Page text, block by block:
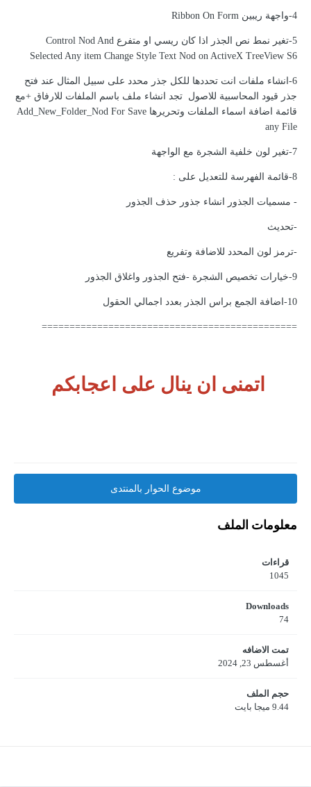
4-واجهة ريبين Ribbon On Form
5-تغير نمط نص الجذر اذا كان ريسي او متفرع Control Nod And
Selected Any item Change Style Text Nod on ActiveX TreeView S6
6-انشاء ملفات انت تحددها للكل جذر محدد على سبيل المثال عند فتح
جذر قيود المحاسبية للاصول تجد انشاء ملف باسم الملفات للارفاق +مع
قائمة اضافة اسماء الملفات وتحريرها Add_New_Folder_Nod For Save
any File
7-تغير لون خلفية الشجرة مع الواجهة
8-قائمة الفهرسة للتعديل على :
- مسميات الجذور انشاء جذور حذف الجذور
-تحديث
-ترمز لون المحدد للاضافة وتفريع
9-خيارات تخصيص الشجرة -فتح الجذور واغلاق الجذور
10-اضافة الجمع براس الجذر بعدد اجمالي الحقول
==============================================
اتمنى ان ينال على اعجابكم
موضوع الحوار بالمنتدى
معلومات الملف
قراءات
1045
Downloads
74
تمت الاضافه
أغسطس 23, 2024
حجم الملف
9.44 ميجا بايت